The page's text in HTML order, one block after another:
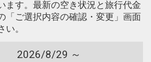
ます。最新の空き状況と旅行代金
「ご選択内容の確認・変更」画面
い。
2026/8/29 ～